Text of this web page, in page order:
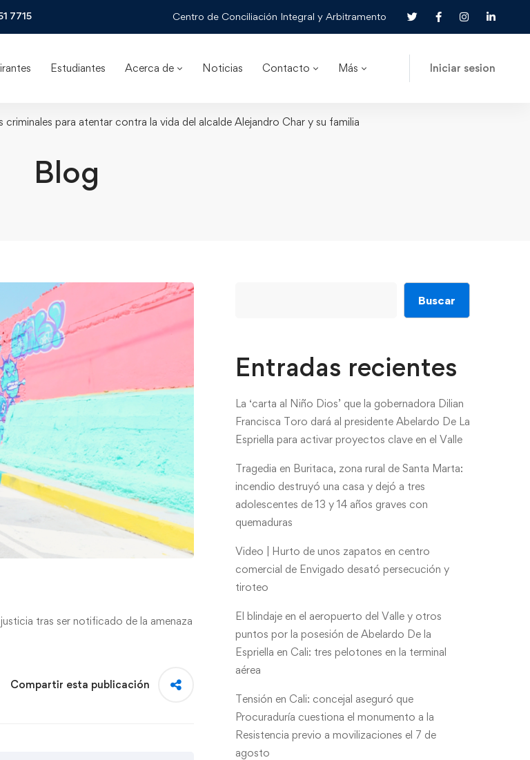
7715 Centro de Conciliación Integral y Arbitramento
Estudiantes Acerca de Noticias Contacto Más Iniciar sesion
criminales para atentar contra la vida del alcalde Alejandro Char y su familia
Blog
tras ser notificado de la amenaza
Compartir esta publicación
Buscar
Entradas recientes
La ‘carta al Niño Dios’ que la gobernadora Dilian
Francisca Toro dará al presidente Abelardo De La
Espriella para activar proyectos clave en el Valle
Tragedia en Buritaca, zona rural de Santa Marta:
incendio destruyó una casa y dejó a tres
adolescentes de 13 y 14 años graves con
quemaduras
Video | Hurto de unos zapatos en centro
comercial de Envigado desató persecución y
tiroteo
El blindaje en el aeropuerto del Valle y otros
puntos por la posesión de Abelardo De la
Espriella en Cali: tres pelotones en la terminal
aérea
Tensión en Cali: concejal aseguró que
Procuraduría cuestiona el monumento a la
Resistencia previo a movilizaciones el 7 de
agosto